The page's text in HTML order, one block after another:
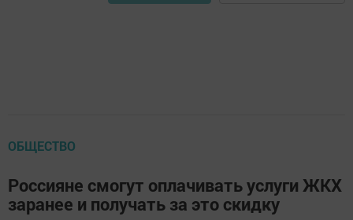
ОБЩЕСТВО
Россияне смогут оплачивать услуги ЖКХ
заранее и получать за это скидку